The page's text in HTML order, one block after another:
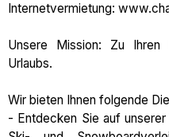
Internetvermietung:
Unsere Mission: Zu
Urlaubs.
Wir bieten Ihnen folgende
- Entdecken Sie auf